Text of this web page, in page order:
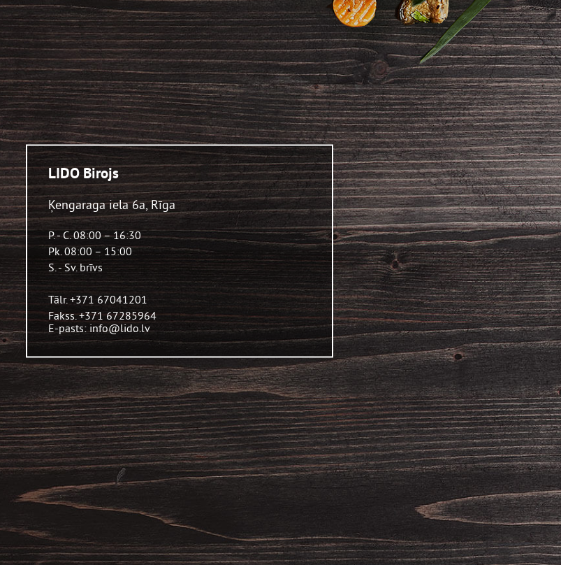
LIDO Birojs
Ķengaraga iela 6a, Rīga
P. - C. 08:00 – 16:30
Pk. 08:00 – 15:00
S. - Sv. brīvs
Tālr. +371 67041201
Fakss. +371 67285964
E-pasts: info@lido.lv